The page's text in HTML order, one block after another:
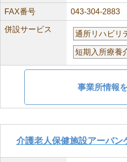
FAX番号 043-304-2883
併設サービス
通所リハビリ
短期入所療養
事業所情報
介護老人保健施設アーバン